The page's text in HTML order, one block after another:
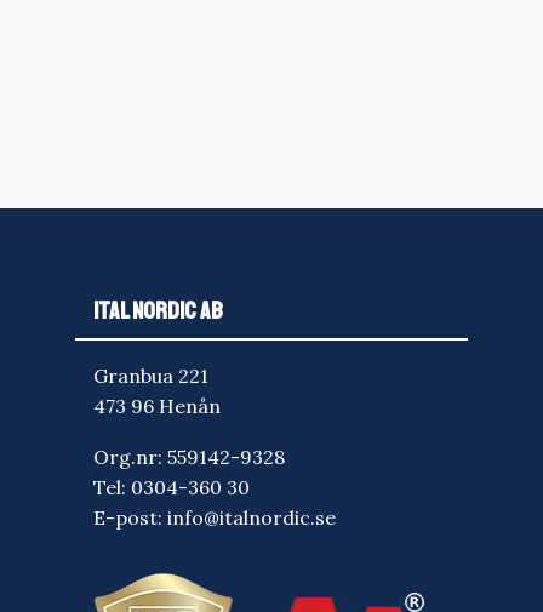
ITAL NORDIC AB
Granbua 221
473 96 Henån
Org.nr: 559142-9328
Tel: 0304-360 30
E-post: info@italnordic.se